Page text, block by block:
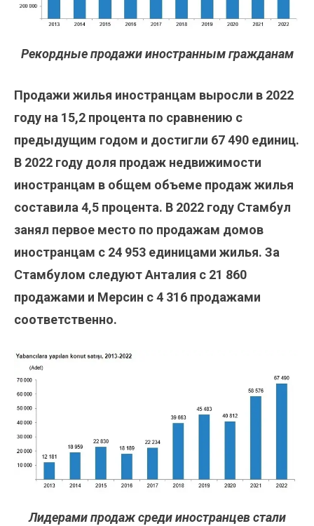
Рекордные продажи иностранным гражданам
Продажи жилья иностранцам выросли в 2022
году на 15,2 процента по сравнению с
предыдущим годом и достигли 67 490 единиц.
В 2022 году доля продаж недвижимости
иностранцам в общем объеме продаж жилья
составила 4,5 процента. В 2022 году Стамбул
занял первое место по продажам домов
иностранцам с 24 953 единицами жилья. За
Стамбулом следуют Анталия с 21 860
продажами и Мерсин с 4 316 продажами
соответственно.
Лидерами продаж среди иностранцев стали